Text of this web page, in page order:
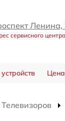
Ленина,
сервисного